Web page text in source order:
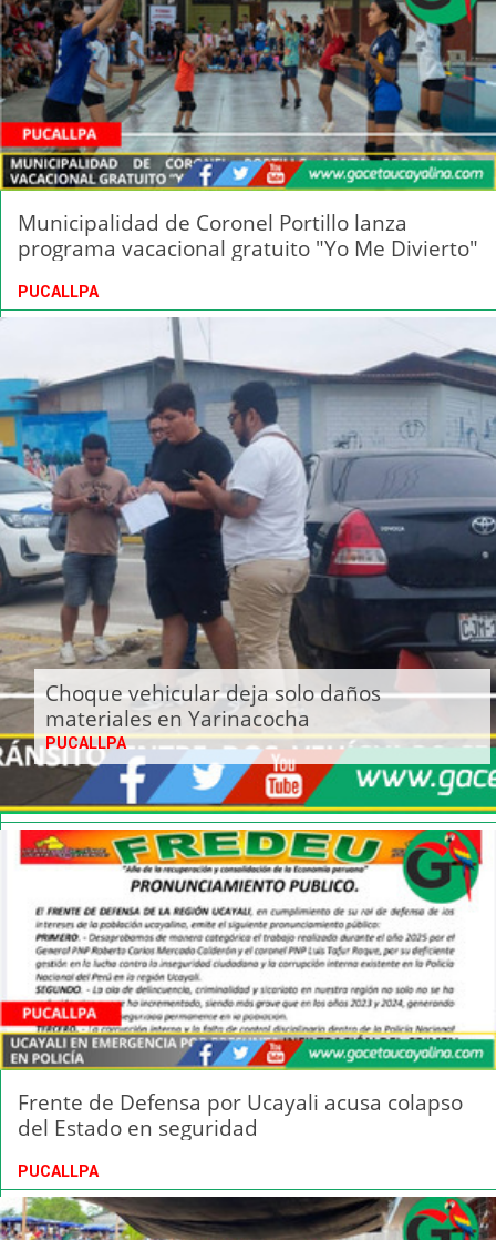
Municipalidad de Coronel Portillo lanza
programa vacacional gratuito "Yo Me Divierto"
PUCALLPA
Choque vehicular deja solo daños
materiales en Yarinacocha
PUCALLPA
Frente de Defensa por Ucayali acusa colapso
del Estado en seguridad
PUCALLPA